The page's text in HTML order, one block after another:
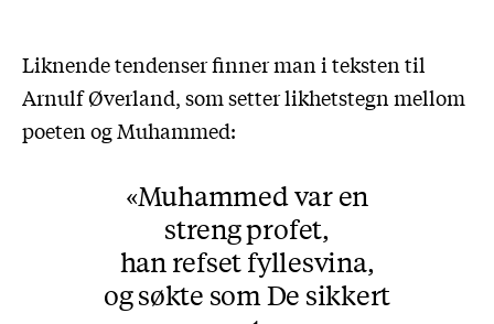
Liknende tendenser finner man i teksten til
Arnulf Øverland, som setter likhetstegn mellom
poeten og Muhammed:
Muhammed var en
streng profet,
han refset fyllesvina,
og søkte som De sikkert